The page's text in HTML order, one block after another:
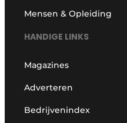
Mensen & Opleiding
HANDIGE LINKS
Magazines
Adverteren
Bedrijvenindex